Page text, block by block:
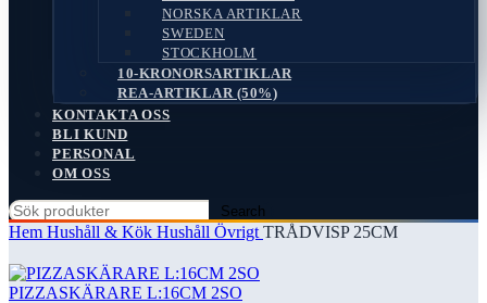
NORSKA ARTIKLAR
SWEDEN
STOCKHOLM
10-KRONORSARTIKLAR
REA-ARTIKLAR (50%)
KONTAKTA OSS
BLI KUND
PERSONAL
OM OSS
Search
Hem Hushåll & Kök Hushåll Övrigt TRÅDVISP 25CM
PIZZASKÄRARE L:16CM 2SO